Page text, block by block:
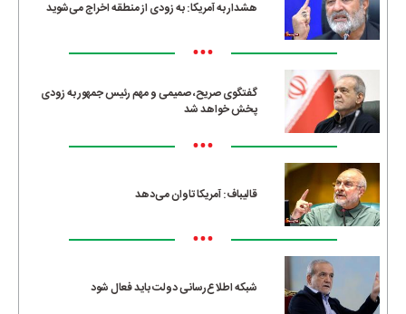
هشدار به آمریکا: به زودی از منطقه اخراج می‌شوید
•••
گفتگوی صریح، صمیمی و مهم رئیس جمهور به زودی
پخش خواهد شد
•••
قالیباف: آمریکا تاوان می‌دهد
•••
شبکه اطلاع‌رسانی دولت باید فعال شود